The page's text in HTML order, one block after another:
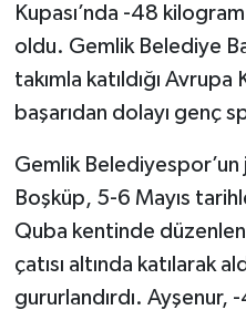
Kupası’nda -48
oldu. Gemlik Belediye
takımla katıldığı
başarıdan dolayı genç
Gemlik
Boşküp, 5-6 Mayıs
Quba kentinde
çatısı altında katılarak
gururlandırdı. Ayşenur,